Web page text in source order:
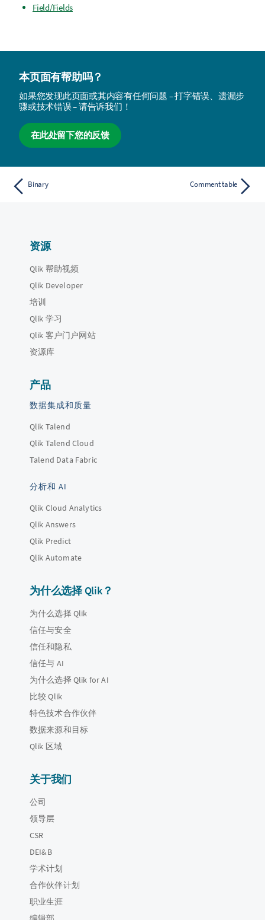
Field/Fields
本页面有帮助吗？
如果您发现此页面或其内容有任何问题 – 打字错误、遗漏步
骤或技术错误 – 请告诉我们！
在此处留下您的反馈
Binary Comment table
资源
Qlik 帮助视频
Qlik Developer
培训
Qlik 学习
Qlik 客户门户网站
资源库
产品
数据集成和质量
Qlik Talend
Qlik Talend Cloud
Talend Data Fabric
分析和 AI
Qlik Cloud Analytics
Qlik Answers
Qlik Predict
Qlik Automate
为什么选择 Qlik？
为什么选择 Qlik
信任与安全
信任和隐私
信任与 AI
为什么选择 Qlik for AI
比较 Qlik
特色技术合作伙伴
数据来源和目标
Qlik 区域
关于我们
公司
领导层
CSR
DEI&B
学术计划
合作伙伴计划
职业生涯